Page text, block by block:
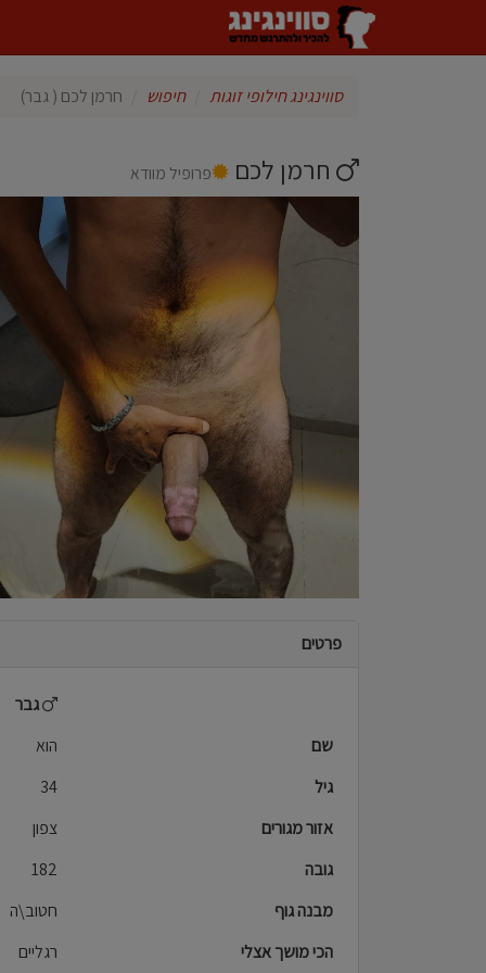
סווינגינג חילופי זוגות חיפוש חרמן לכם ( גבר)
חרמן לכם פרופיל מוודא
פרטים
גבר
שם
הוא
גיל
34
אזור מגורים
צפון
גובה
182
מבנה גוף
חטוב\ה
הכי מושך אצלי
רגליים